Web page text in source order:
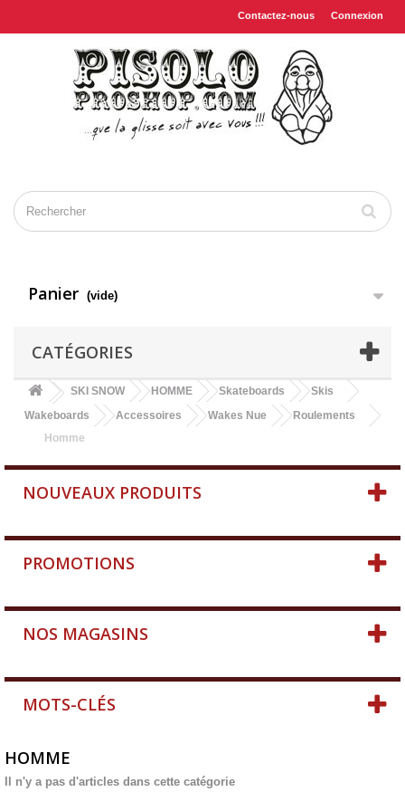
Connexion
Contactez-nous
Panier (vide)
CATÉGORIES
SKI SNOW HOMME Skateboards
Skis
Wakeboards
Accessoires Wakes Nue
Roulements
Homme
NOUVEAUX PRODUITS
PROMOTIONS
NOS MAGASINS
MOTS-CLÉS
HOMME
Il n'y a pas d'articles dans cette catégorie